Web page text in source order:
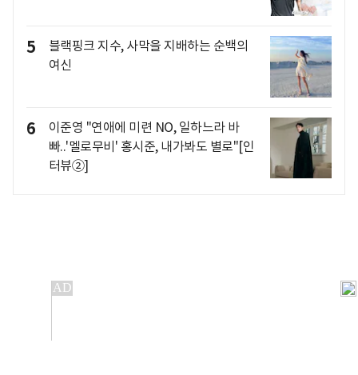
5
블랙핑크 지수, 사막을 지배하는 순백의
여신
6
이준영 "연애에 미련 NO, 일하느라 바
빠..'멜로무비' 홍시준, 내가봐도 별로"[인
터뷰②]